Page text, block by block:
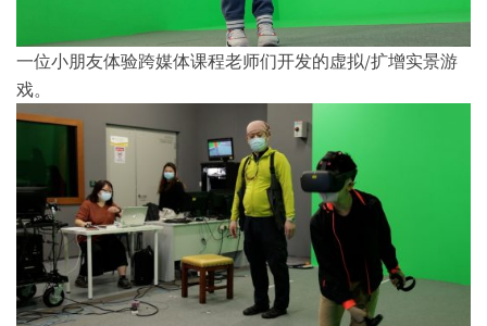
一位小朋友体验跨媒体课程老师们开发的虚拟/扩增实景游
戏。